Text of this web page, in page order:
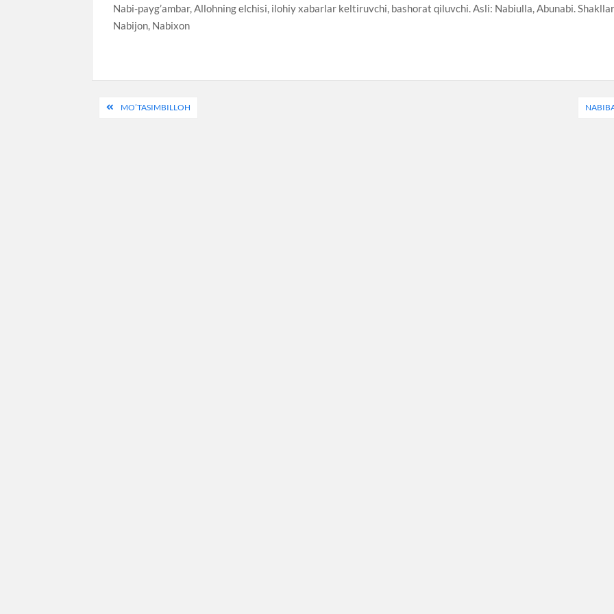
Nabi-payg’ambar, Allohning elchisi, ilohiy xabarlar keltiruvchi, bashorat qiluvchi. Asli: Nabiulla, Abunabi.
Nabijon, Nabixon
PostMO’TASIMBILLOH